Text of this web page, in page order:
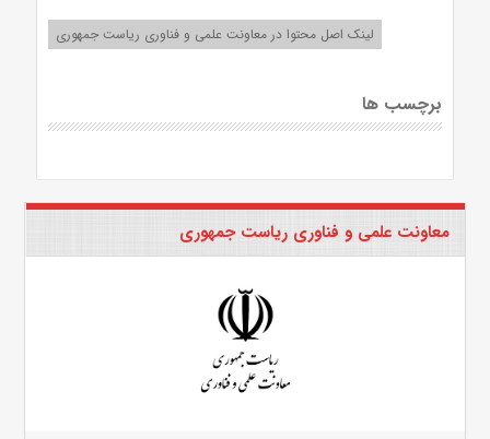
لینک اصل محتوا در معاونت علمی و فناوری ریاست جمهوری
برچسب ها
معاونت علمی و فناوری ریاست جمهوری